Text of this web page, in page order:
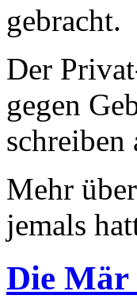
gebracht.
Der
gegen
schreiben
Mehr
jemals
Die Mär